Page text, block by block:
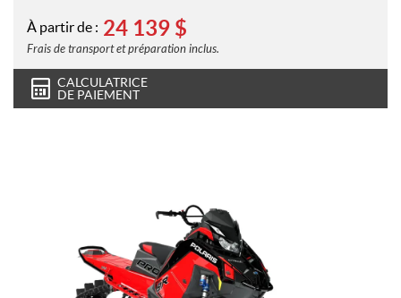
À partir de : 24 139 $
Frais de transport et préparation inclus.
CALCULATRICE
DE PAIEMENT